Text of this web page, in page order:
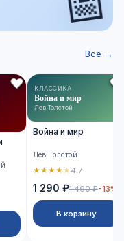
Все →
КЛАССИКА
Война и мир
Лев Толстой
Война и мир
Лев Толстой
★★★★★4.7
1 290 ₽1 490 ₽-13%
В корзину